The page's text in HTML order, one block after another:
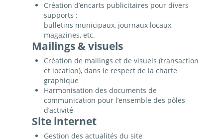
Création d’encarts publicitaires pour divers
supports :
bulletins municipaux, journaux locaux,
magazines, etc.
Mailings & visuels
Création de mailings et de visuels (transaction
et location), dans le respect de la charte
graphique
Harmonisation des documents de
communication pour l’ensemble des pôles
d’activité
Site internet
Gestion des actualités du site